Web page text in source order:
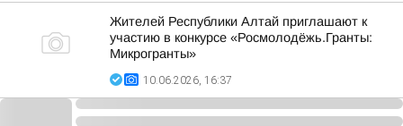
Жителей Республики Алтай приглашают к
участию в конкурсе «Росмолодёжь.Гранты:
Микрогранты»
10.06.2026, 16:37